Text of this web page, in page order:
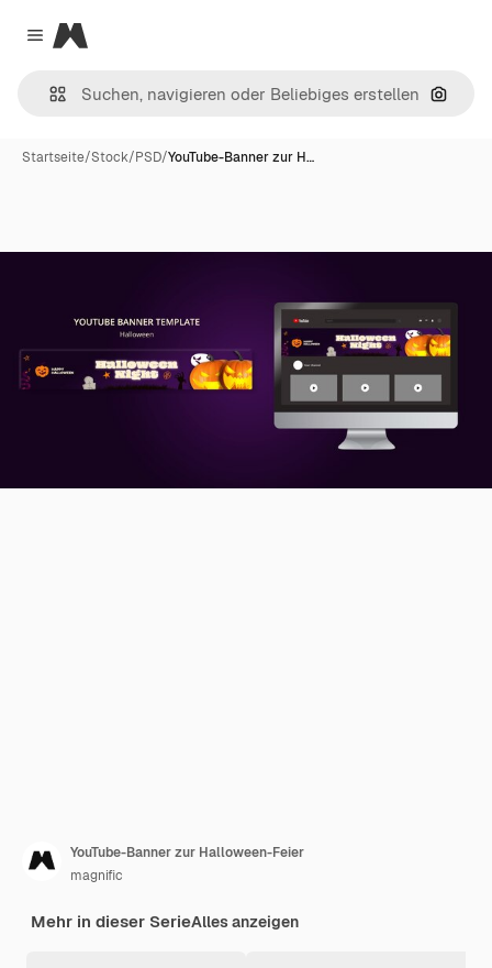
Close menu
Magnific
Nach
Startseite/Stock/PSD/YouTube-Banner zur H…
YouTube-Banner zur Halloween-Feier
magnific
Mehr in dieser SerieAlles anzeigen